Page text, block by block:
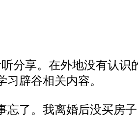
分享。在外地没有认识
辟谷相关内容。
了。 我离婚后没买房子